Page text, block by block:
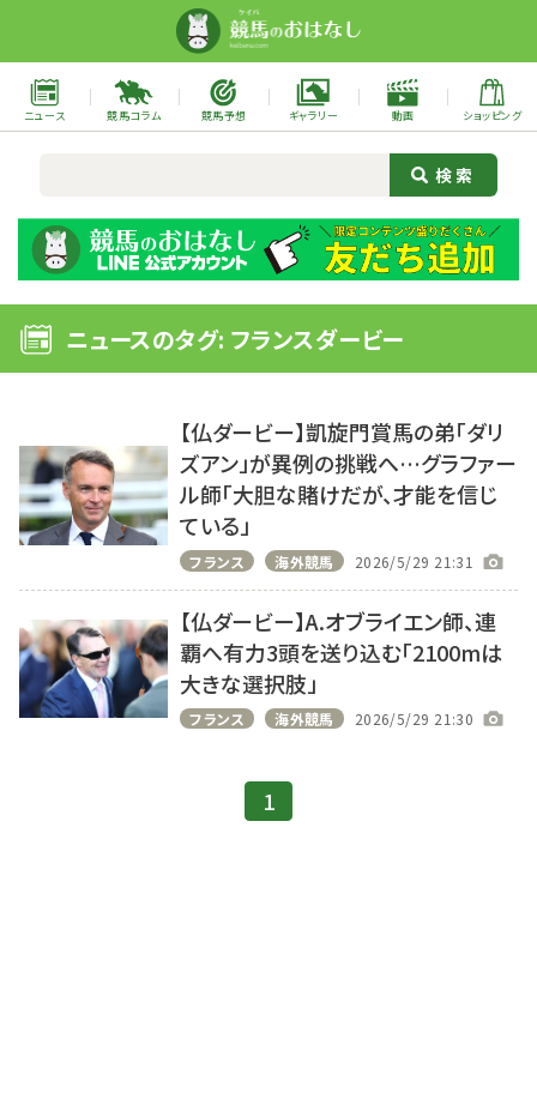
ニュース 競馬コラム 競馬予想 ギャラリー 動画 ショッピング
ニュースのタグ: フランスダービー
【仏ダービー】凱旋門賞馬の弟「ダリ
ズアン」が異例の挑戦へ…グラファー
ル師「大胆な賭けだが、才能を信じ
ている」
フランス 海外競馬 2026/5/29 21:31
【仏ダービー】A.オブライエン師、連
覇へ有力3頭を送り込む「2100mは
大きな選択肢」
フランス 海外競馬 2026/5/29 21:30
1